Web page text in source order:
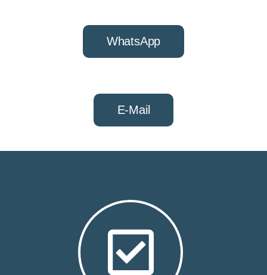
WhatsApp
E-Mail